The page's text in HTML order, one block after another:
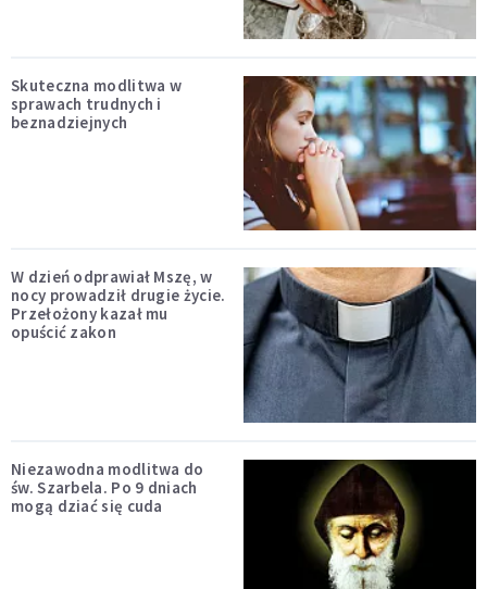
Skuteczna modlitwa w
sprawach trudnych i
beznadziejnych
W dzień odprawiał Mszę, w
nocy prowadził drugie życie.
Przełożony kazał mu
opuścić zakon
Niezawodna modlitwa do
św. Szarbela. Po 9 dniach
mogą dziać się cuda